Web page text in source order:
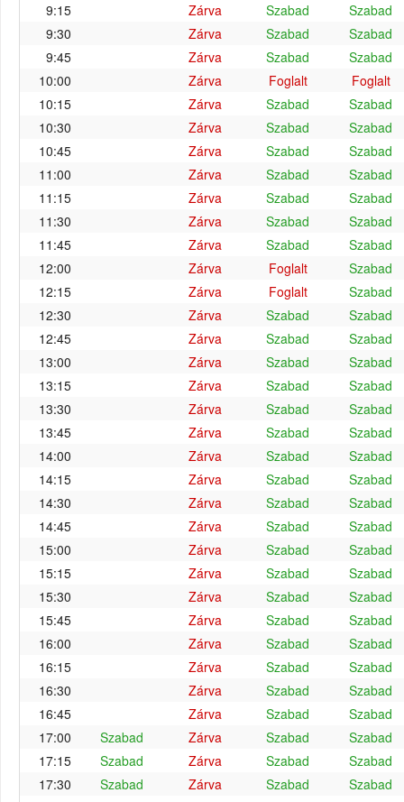
9:15
Zárva Szabad
Szabad
9:30
Zárva Szabad
Szabad
9:45
Zárva Szabad
Szabad
10:00
Zárva Foglalt
Foglalt
10:15
Zárva Szabad
Szabad
10:30
Zárva Szabad
Szabad
10:45
Zárva Szabad
Szabad
11:00
Zárva Szabad
Szabad
11:15
Zárva Szabad
Szabad
11:30
Zárva Szabad
Szabad
11:45
Zárva Szabad
Szabad
12:00
Zárva Foglalt
Szabad
12:15
Zárva Foglalt
Szabad
12:30
Zárva Szabad
Szabad
12:45
Zárva Szabad
Szabad
13:00
Zárva Szabad
Szabad
13:15
Zárva Szabad
Szabad
13:30
Zárva Szabad
Szabad
13:45
Zárva Szabad
Szabad
14:00
Zárva Szabad
Szabad
14:15
Zárva Szabad
Szabad
14:30
Zárva Szabad
Szabad
14:45
Zárva Szabad
Szabad
15:00
Zárva Szabad
Szabad
15:15
Zárva Szabad
Szabad
15:30
Zárva Szabad
Szabad
15:45
Zárva Szabad
Szabad
16:00
Zárva Szabad
Szabad
16:15
Zárva Szabad
Szabad
16:30
Zárva Szabad
Szabad
16:45
Zárva Szabad
Szabad
17:00
Szabad Zárva Szabad
Szabad
17:15
Szabad Zárva Szabad
Szabad
17:30
Szabad Zárva Szabad
Szabad